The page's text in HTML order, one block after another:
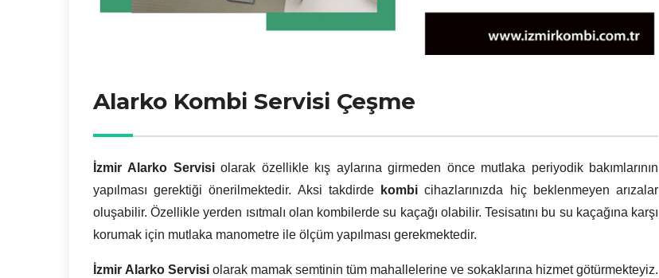
Alarko Kombi Servisi Çeşme
İzmir Alarko Servisiolarak özellikle kış aylarına girmeden önce mutlaka periyodik bakımlarının
yapılması gerektiği önerilmektedir. Aksi takdirde
kombi cihazlarınızda hiç beklenmeyen arızalar
oluşabilir. Özellikle yerden ısıtmalı olan kombilerde su kaçağı olabilir. Tesisatını bu su kaçağına karşı
korumak için mutlaka manometre ile ölçüm yapılması gerekmektedir.
İzmir Alarko Servisi olarak mamak semtinin tüm mahallelerine ve sokaklarına hizmet götürmekteyiz.